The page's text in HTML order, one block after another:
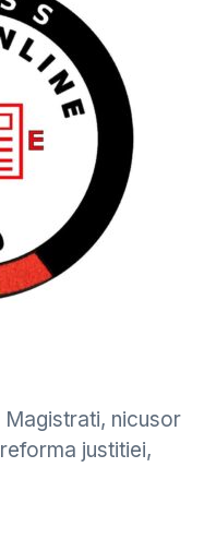
Magistrati, nicusor
reforma justitiei,